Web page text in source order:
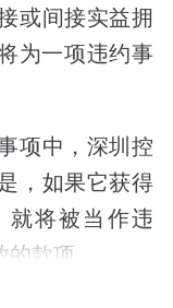
或间接实益拥
为一项违约事
项中，深圳控
，如果它获得
就将被当作违
款项。